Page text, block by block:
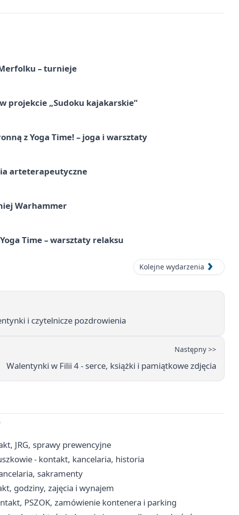
– turnieje
projekcie „Sudoku kajakarskie”
z Yoga Time! – joga i warsztaty
arteterapeutyczne
Warhammer
Time – warsztaty relaksu
Kolejne wydarzenia
i czytelnicze pozdrowienia
Następny >>
Walentynki w Filii 4 - serce, książki i pamiątkowe zdjęcia
JRG, sprawy prewencyjne
- kontakt, kancelaria, historia
sakramenty
godziny, zajęcia i wynajem
PSZOK, zamówienie kontenera i parking